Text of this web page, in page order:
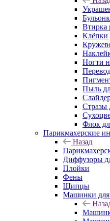
Втирка
Клёпки
Ногти
Пыль
Стразы
Флок
Парикмахерские
Назад
Диффузоры
Плойки
Фены
Щипцы
Машинки для